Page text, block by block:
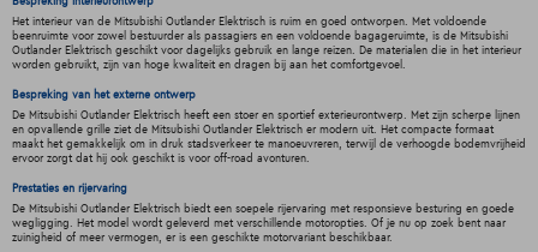
Het interieur van de Mitsubishi Outlander Elektrisch is ruim en goed ontworpen. Met voldoende
beenruimte voor zowel bestuurder als passagiers en een voldoende bagageruimte, is de Mitsubishi
Outlander Elektrisch geschikt voor dagelijks gebruik en lange reizen. De materialen die in het interieur
worden gebruikt, zijn van hoge kwaliteit en dragen bij aan het comfortgevoel.
Bespreking van het externe ontwerp
De Mitsubishi Outlander Elektrisch heeft een stoer en sportief exterieurontwerp. Met zijn scherpe lijnen
en opvallende grille ziet de Mitsubishi Outlander Elektrisch er modern uit. Het compacte formaat
maakt het gemakkelijk om in druk stadsverkeer te manoeuvreren, terwijl de verhoogde bodemvrijheid
ervoor zorgt dat hij ook geschikt is voor off-road avonturen.
Prestaties en rijervaring
De Mitsubishi Outlander Elektrisch biedt een soepele rijervaring met responsieve besturing en goede
wegligging. Het model wordt geleverd met verschillende motoropties. Of je nu op zoek bent naar
zuinigheid of meer vermogen, er is een geschikte motorvariant beschikbaar.